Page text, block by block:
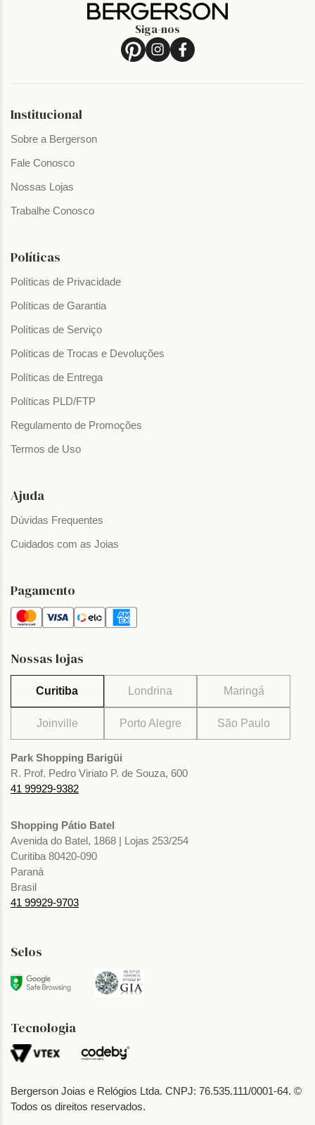
Siga-nos
Institucional
Sobre a Bergerson
Fale Conosco
Nossas Lojas
Trabalhe Conosco
Políticas
Políticas de Privacidade
Políticas de Garantia
Políticas de Serviço
Políticas de Trocas e Devoluções
Políticas de Entrega
Políticas PLD/FTP
Regulamento de Promoções
Termos de Uso
Ajuda
Dúvidas Frequentes
Cuidados com as Joias
Pagamento
Nossas lojas
Curitiba Londrina Maringá
Joinville Porto Alegre São Paulo
Park Shopping Barigüi
R. Prof. Pedro Viriato P. de Souza, 600
41 99929-9382
Shopping Pátio Batel
Avenida do Batel, 1868 | Lojas 253/254
Curitiba 80420-090
Paraná
Brasil
41 99929-9703
Bergerson Joias e Relógios Ltda. CNPJ: 76.535.111/0001-64. ©
Todos os direitos reservados.
Selos
Tecnologia